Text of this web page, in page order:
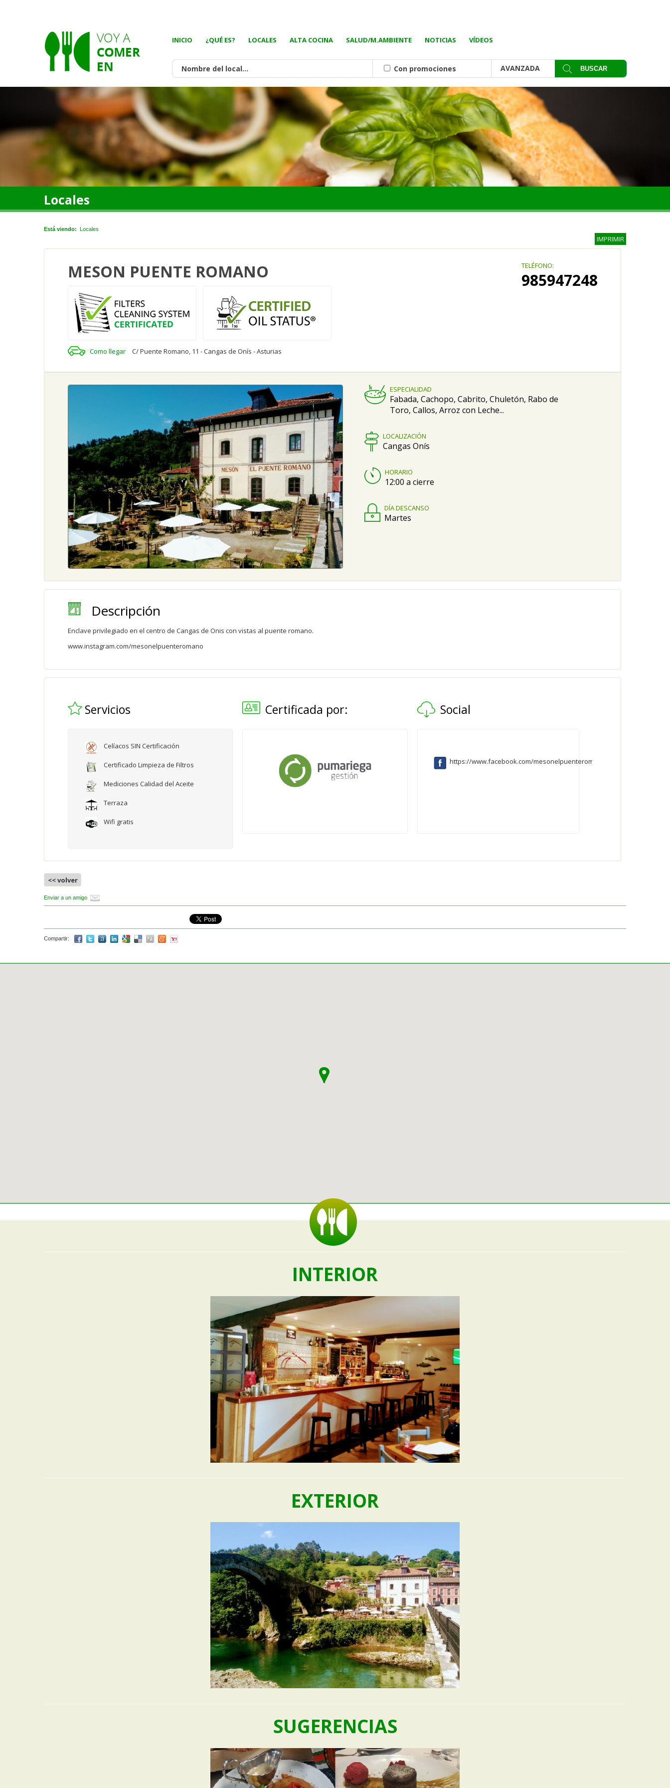
INICIO ¿QUÉ ES? LOCALES ALTA COCINA SALUD/M.AMBIENTE NOTICIAS VÍDEOS
Con promociones AVANZADA
Locales
Está viendo: Locales
IMPRIMIR
MESON PUENTE ROMANO
Como llegar C/ Puente Romano, 11 - Cangas de Onís - Asturias
TELÉFONO:
985947248
ESPECIALIDAD
Fabada, Cachopo, Cabrito, Chuletón, Rabo de
Toro, Callos, Arroz con Leche...
LOCALIZACIÓN
Cangas Onís
HORARIO
12:00 a cierre
DÍA DESCANSO
Martes
Descripción
Enclave privilegiado en el centro de Cangas de Onis con vistas al puente romano.
www.instagram.com/mesonelpuenteromano
Servicios
Celíacos SIN Certificación
Certificado Limpieza de Filtros
Mediciones Calidad del Aceite
Terraza
Wifi gratis
Certificada por: Social
https://www.facebook.com/mesonelpuenteromano/
<< volver
Enviar a un amigo
Compartir:
INTERIOR
EXTERIOR
SUGERENCIAS